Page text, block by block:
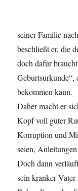
seiner Familie
beschließt er, die
doch dafür
bekommen kann.
Daher macht er
Kopf voll guter
Korruption und
seien,
Doch dann
sein kranker